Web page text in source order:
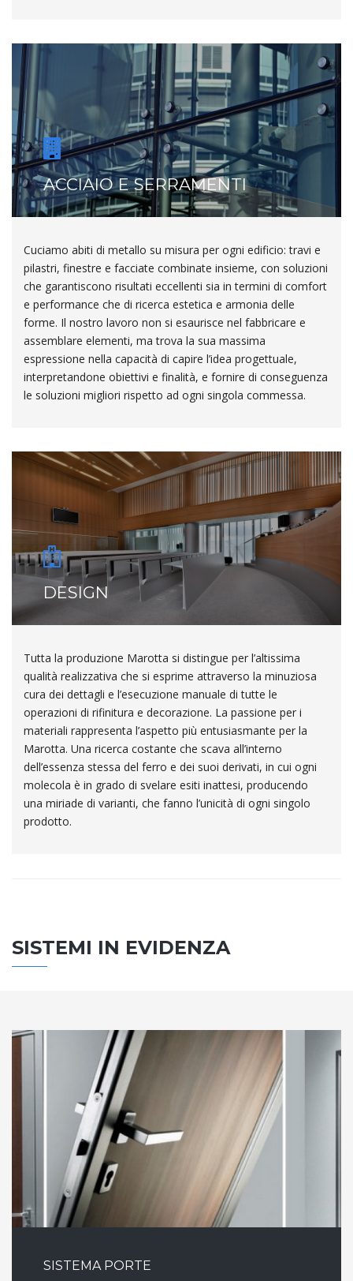
ACCIAIO E SERRAMENTI
Cuciamo abiti di metallo su misura per ogni edificio: travi e
pilastri, finestre e facciate combinate insieme, con soluzioni
che garantiscono risultati eccellenti sia in termini di comfort
e performance che di ricerca estetica e armonia delle
forme. Il nostro lavoro non si esaurisce nel fabbricare e
assemblare elementi, ma trova la sua massima
espressione nella capacità di capire l’idea progettuale,
interpretandone obiettivi e finalità, e fornire di conseguenza
le soluzioni migliori rispetto ad ogni singola commessa.
DESIGN
Tutta la produzione Marotta si distingue per l’altissima
qualità realizzativa che si esprime attraverso la minuziosa
cura dei dettagli e l’esecuzione manuale di tutte le
operazioni di rifinitura e decorazione. La passione per i
materiali rappresenta l’aspetto più entusiasmante per la
Marotta. Una ricerca costante che scava all’interno
dell’essenza stessa del ferro e dei suoi derivati, in cui ogni
molecola è in grado di svelare esiti inattesi, producendo
una miriade di varianti, che fanno l’unicità di ogni singolo
prodotto.
SISTEMI IN EVIDENZA
SISTEMA PORTE